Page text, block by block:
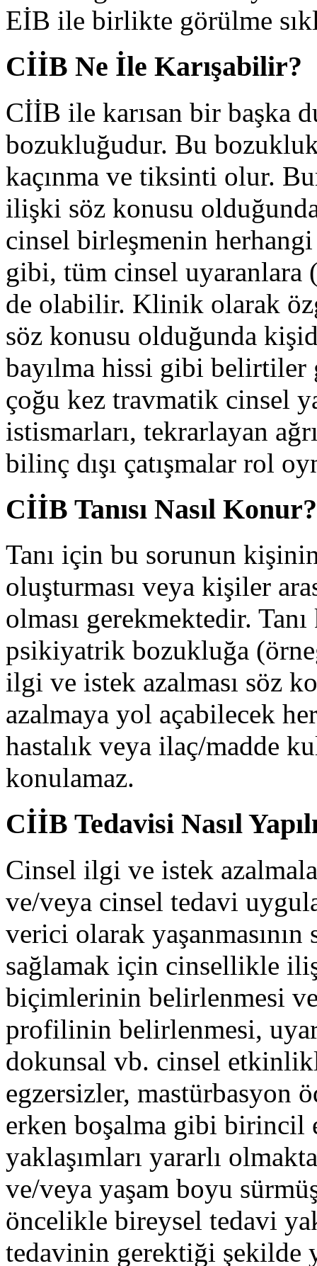
EİB ile birlikte görülme
CİİB Ne İle Karışabilir?
CİİB ile karısan bir başka
bozukluğudur. Bu
kaçınma ve tiksinti olur.
ilişki söz konusu
cinsel birleşmenin
gibi, tüm cinsel
de olabilir. Klinik olarak
söz konusu olduğunda
bayılma hissi gibi
çoğu kez travmatik cinsel
istismarları, tekrarlayan
bilinç dışı çatışmalar rol
CİİB Tanısı Nasıl Konur?
Tanı için bu sorunun
oluşturması veya kişiler
olması gerekmektedir.
psikiyatrik bozukluğa
ilgi ve istek azalması söz
azalmaya yol açabilecek
hastalık veya ilaç/madde
konulamaz.
CİİB Tedavisi Nasıl
Cinsel ilgi ve istek
ve/veya cinsel tedavi
verici olarak
sağlamak için cinsellikle
biçimlerinin belirlenmesi
profilinin belirlenmesi,
dokunsal vb. cinsel
egzersizler, mastürbasyon
erken boşalma gibi birincil
yaklaşımları yararlı
ve/veya yaşam boyu
öncelikle bireysel tedavi
tedavinin gerektiği şekilde